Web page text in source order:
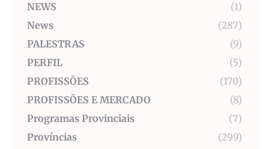
NEWS
(1)
News
(287)
PALESTRAS
(9)
PERFIL
(5)
PROFISSÕES
(170)
PROFISSÕES E MERCADO
(8)
Programas Provinciais
(7)
Províncias
(299)